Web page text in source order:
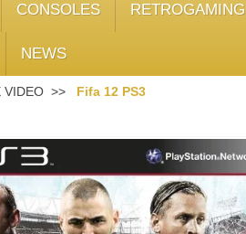
CONSOLES RETROGAMING
NEWS
VIDEO Fifa 12 PS3